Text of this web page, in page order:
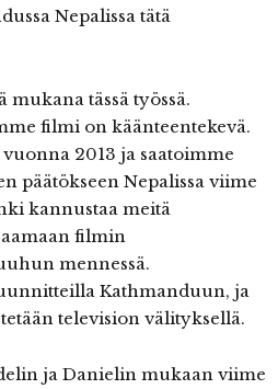
Nepalissa tätä
tässä työssä.
filmi on käänteentekevä.
2013 ja saatoimme
päätökseen Nepalissa viime
kannustaa meitä
filmin
mennessä.
Kathmanduun, ja
television välityksellä.
ja Danielin mukaan viime